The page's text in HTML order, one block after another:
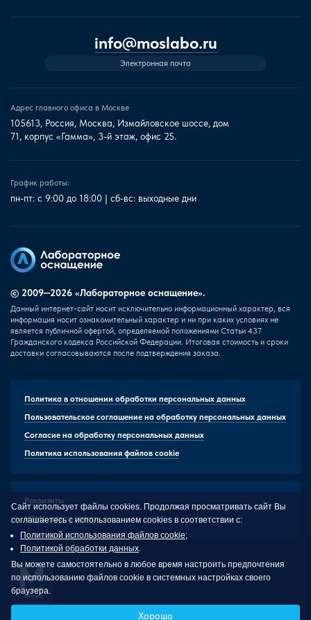
info@moslabo.ru
Электронная почта
Адрес главного офиса в Москве
105613, Россия, Москва, Измайловское шоссе, дом
71, корпус «Гамма», 3-й этаж, офис 25.
График работы:
пн-пт: с 9:00 до 18:00 | сб-вс: выходные дни
© 2009—2026 «Лабораторное оснащение».
Данный интернет-сайт носит исключительно информационный характер, вся
информация носит ознакомительный характер и ни при каких условиях не
является публичной офертой, определяемой положениями Статьи 437
Гражданского кодекса Российской Федерации. Итоговая стоимость и сроки
доставки согласовываются после подтверждения заказа.
Политика в отношении обработки персональных данных
Пользовательское соглашение на обработку персональных данных
Согласие на обработку персональных данных
Политика использования файлов cookie
Реквизиты
HTML-карта сайта
Сайт использует файлы cookies. Продолжая просматривать сайт Вы
соглашаетесь с использованием cookies в соответствии с:
Политикой использования файлов cookie;
Политикой обработки данных.
Вы можете самостоятельно в любое время настроить предпочтения
по использованию файлов cookie в системных настройках своего
браузера.
Хорошо